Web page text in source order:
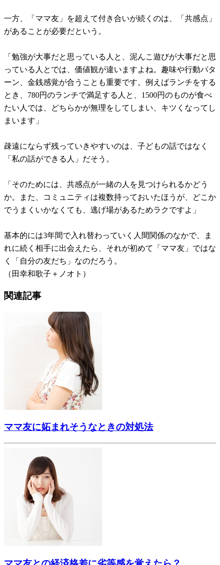
一方、「ママ友」を超えて付き合いが続くのは、「共感点」
があることが必要だという。
「勉強が大事だと思っている人と、泥んこ遊びが大事だと思
っている人とでは、価値観が違いますよね。趣味や行動パタ
ーン、金銭感覚が合うことも重要です。例えばランチをする
とき、780円のランチで満足する人と、1500円のものが食べ
たい人では、どちらかが無理をしてしまい、キツくなってし
まいます」
疎遠にならず残っていきやすいのは、子どもの話ではなく
「私の話ができる人」だそう。
「そのためには、共感点が一緒の人を見つけられるかどう
か。また、コミュニティは複数持っておいたほうが、どこか
でうまくいかなくても、逃げ場があるためラクですよ」
基本的には3年間で入れ替わっていく人間関係のなかで、ま
れに続く相手に出会えたら、それが初めて「ママ友」ではな
く「自分の友だち」なのだろう。
（田幸和歌子＋ノオト）
関連記事
ママ友に妬まれそうなときの対処法